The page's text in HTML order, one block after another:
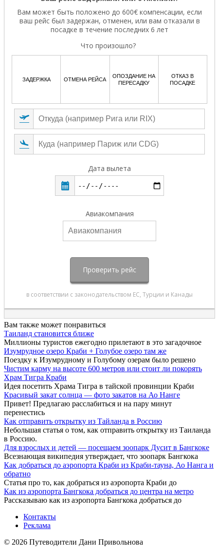
Вам также может понравиться
Таиланд становится ближе
Миллионы туристов ежегодно прилетают в это загадочное
Изумрудное озеро Краби + Голубое озеро там же
Поездку к Изумрудному и Голубому озерам было решено
Чистим карму на высоте 600 метров или стоит ли покорять
Храм Тигра Краби
Идея посетить Храма Тигра в тайской провинции Краби
Красивый закат солнца — фото закатов на Ао Нанге
Привет! Предлагаю расслабиться и на пару минут
перенестись
Как отправить открытку из Тайланда в Россию
Небольшая статья о том, как отправить открытку из Таиланда
в Россию.
Для взрослых и детей — посещаем зоопарк Дусит в Бангкоке
Всезнающая википедия утверждает, что зоопарк Бангкока
Как добраться до аэропорта Краби из Краби-тауна, Ао Нанга и
обратно
Статья про то, как добраться из аэропорта Краби до
Как из аэропорта Бангкока добраться до центра на метро
Рассказываю как из аэропорта Бангкока добраться до
Контакты
Реклама
© 2026 Путеводители Дани Привольнова